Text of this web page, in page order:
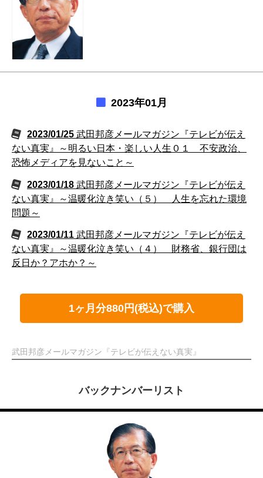
2023年01月
2023/01/25 武田邦彦メールマガジン『テレビが伝え
ない真実』～明るい日本・楽しい人生０１ 不安政治、
恐怖メディアを見ないこと～
2023/01/18 武田邦彦メールマガジン『テレビが伝え
ない真実』～温暖化泣き笑い（５） 人生を忘れた環境
問題～
2023/01/11 武田邦彦メールマガジン『テレビが伝え
ない真実』～温暖化泣き笑い（４） 財務省、銀行団は
反日か？アホか？～
1ヶ月分880円(税込)で購入
武田邦彦メールマガジン『テレビが伝えない真実』
バックナンバーリスト